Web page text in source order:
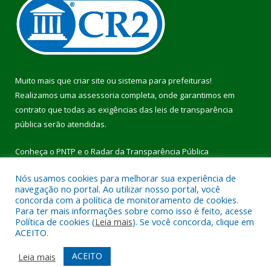
Muito mais que criar site ou sistema para prefeituras!
Realizamos uma assessoria completa, onde garantimos em
contrato que todas as exigências das leis de transparência
pública serão atendidas.
Conheça o PNTP e o Radar da Transparência Pública
Todos os direitos reservados a Prefeitura Municipal de Pau
D’Arco.
Mapa do Site
Acessar Área Administrativa
Nós usamos cookies para melhorar sua experiência de
navegação no portal. Ao utilizar nosso portal, você
concorda com a política de monitoramento de cookies.
Para ter mais informações sobre como isso é feito, acesse
Política de cookies (Leia mais). Se você concorda, clique em
ACEITO.
Leia mais
ACEITO